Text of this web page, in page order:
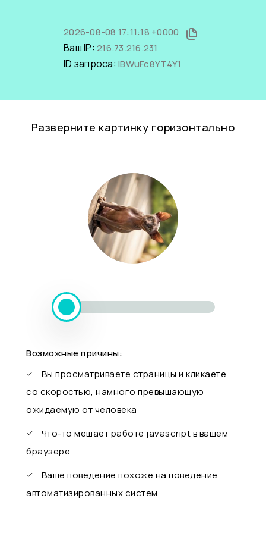
2026-08-08 17:11:18 +0000
Ваш IP: 216.73.216.231
ID запроса: IBWuFc8YT4Y1
Разверните картинку горизонтально
Возможные причины:
Вы просматриваете страницы и кликаете
со скоростью, намного превышающую
ожидаемую от человека
Что-то мешает работе javascript в вашем
браузере
Ваше поведение похоже на поведение
автоматизированных систем